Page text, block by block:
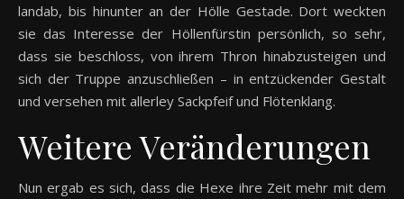
landab, bis hinunter an der Hölle Gestade. Dort weckten
sie das Interesse der Höllenfürstin persönlich, so sehr,
dass sie beschloss, von ihrem Thron hinabzusteigen und
sich der Truppe anzuschließen – in entzückender Gestalt
und versehen mit allerley Sackpfeif und Flötenklang.
Weitere Veränderungen
Nun ergab es sich, dass die Hexe ihre Zeit mehr mit dem